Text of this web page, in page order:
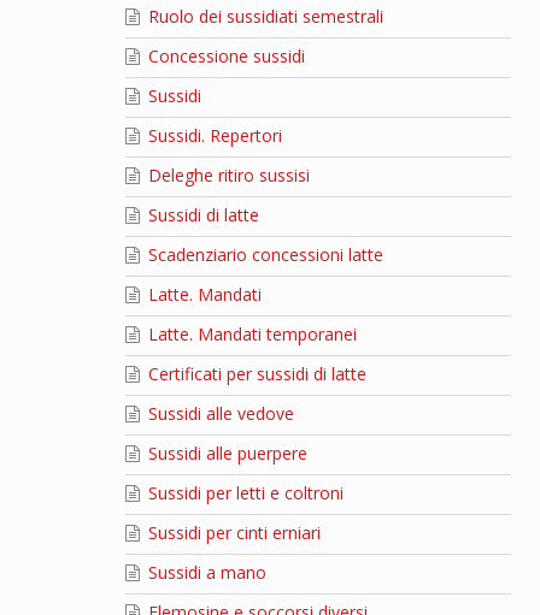
Ruolo dei sussidiati semestrali
Concessione sussidi
Sussidi
Sussidi. Repertori
Deleghe ritiro sussisi
Sussidi di latte
Scadenziario concessioni latte
Latte. Mandati
Latte. Mandati temporanei
Certificati per sussidi di latte
Sussidi alle vedove
Sussidi alle puerpere
Sussidi per letti e coltroni
Sussidi per cinti erniari
Sussidi a mano